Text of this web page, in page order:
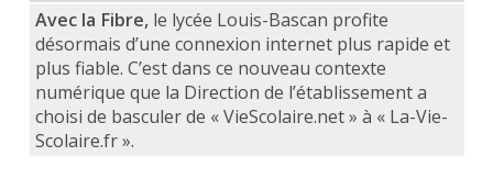
Avec la Fibre,le lycée Louis-Bascan profite
désormais d’une connexion internet plus rapide et
plus fiable. C’est dans ce nouveau contexte
numérique que la Direction de l’établissement a
choisi de basculer de « VieScolaire.net » à « La-Vie-
Scolaire.fr ».